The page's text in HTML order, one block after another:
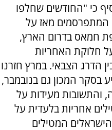
כי "החודשים שחלפו
המתפרסמים מאז על
חמאס בדרום הארץ,
חלוקת האחריות
הדרג הצבאי. במרץ חזרנו
בסקר המכון גם בנובמבר,
מעידות על
אחריות בלעדית על
המטילים